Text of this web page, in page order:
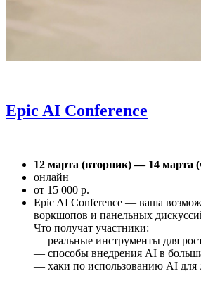
Epic AI Conference
12 марта (вторник) — 14 марта
онлайн
от 15 000 р.
Epic AI Conference — ваша
воркшопов и панельных
Что получат участники:
— реальные инструменты для
— способы внедрения AI в
— хаки по использованию AI для